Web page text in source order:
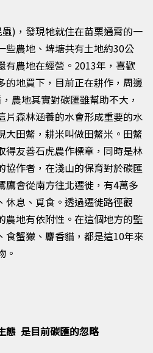
)，發現牠就住在苗栗通霄的一
些農地、埤塘共有土地約30公
有農地在經營。 2013年，喜歡
的地買下，目前正在耕作，周邊
農地其實對碳匯雖幫助不大，
片森林涵養的水會形成重要的水
大田鱉，耕米叫做田鱉米。田鱉
得友善石虎農作標章，同時是林
協作者，在淺山的保育對於碳匯
鷹會從南方往北遷徙，有4萬多
休息、覓食。透過遷徙路徑觀
農地有依附性。在這個地方的監
食蟹獴、麝香貓，都是這10年來
。
態 是目前碳匯的忽略